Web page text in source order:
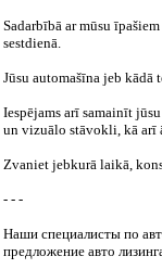
Sadarbībā ar mūsu
sestdienā.
Jūsu automašīna jeb
Iespējams arī samainīt
un vizuālo stāvokli, kā arī
Zvaniet jebkurā laikā,
- - -
Наши специалисты по
предложение авто